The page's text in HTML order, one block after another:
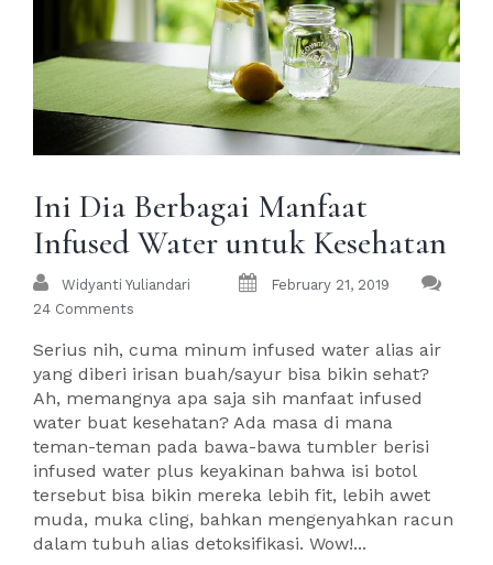
Ini Dia Berbagai Manfaat
Infused Water untuk Kesehatan
Widyanti Yuliandari
February 21, 2019
24 Comments
Serius nih, cuma minum infused water alias air
yang diberi irisan buah/sayur bisa bikin sehat?
Ah, memangnya apa saja sih manfaat infused
water buat kesehatan? Ada masa di mana
teman-teman pada bawa-bawa tumbler berisi
infused water plus keyakinan bahwa isi botol
tersebut bisa bikin mereka lebih fit, lebih awet
muda, muka cling, bahkan mengenyahkan racun
dalam tubuh alias detoksifikasi. Wow!...